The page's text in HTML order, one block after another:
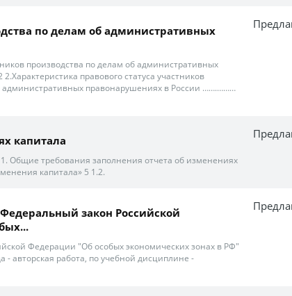
по делам об административных
производства по делам об административных
правового статуса участников
административных правонарушениях в России …….………
капитала
Общие требования заполнения отчета об изменениях
капитала» 5 1.2.
закон Российской
Федерации "Об особых экономических зонах в РФ"
- авторская работа, по учебной дисциплине -